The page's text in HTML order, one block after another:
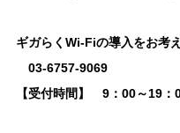
ギガらくWi-Fiの導入をお考
03-6757-9069
【受付時間】 9：00～19